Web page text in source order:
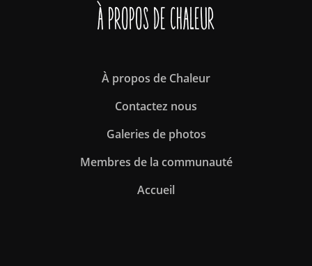
À propos de Chaleur
À propos de Chaleur
Contactez nous
Galeries de photos
Membres de la communauté
Accueil